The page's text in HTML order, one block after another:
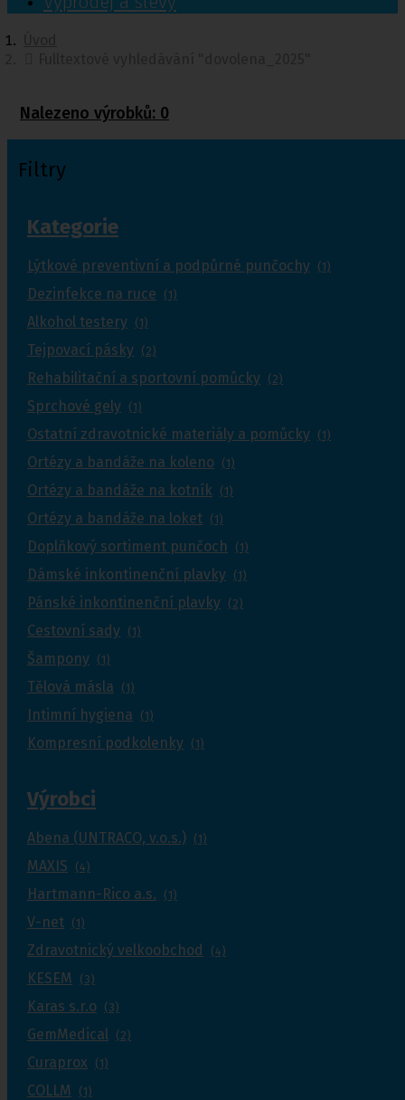
Nalezeno výrobků: 0
Filtry
Kategorie
Lýtkové preventivní a podpůrné punčochy (1)
Dezinfekce na ruce (1)
Alkohol testery (1)
Tejpovací pásky (2)
Rehabilitační a sportovní pomůcky (2)
Sprchové gely (1)
Ostatní zdravotnické materiály a pomůcky (1)
Ortézy a bandáže na koleno (1)
Ortézy a bandáže na kotník (1)
Ortézy a bandáže na loket (1)
Doplňkový sortiment punčoch (1)
Dámské inkontinenční plavky (1)
Pánské inkontinenční plavky (2)
Cestovní sady (1)
Šampony (1)
Tělová másla (1)
Intimní hygiena (1)
Kompresní podkolenky (1)
Výrobci
Abena (UNTRACO, v.o.s.) (1)
MAXIS (4)
Hartmann-Rico a.s. (1)
V-net (1)
Zdravotnický velkoobchod (4)
KESEM (3)
Karas s.r.o (3)
GemMedical (2)
Curaprox (1)
COLLM (1)